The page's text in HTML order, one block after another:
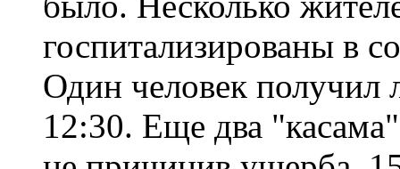
госпитализированы в
Один человек получил
12:30. Еще два